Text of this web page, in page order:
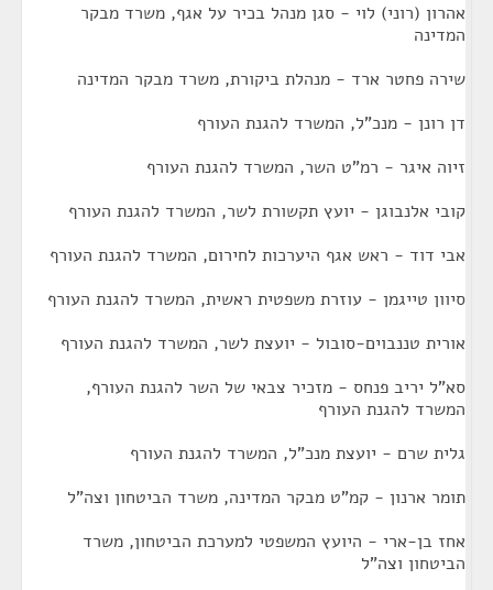
אהרון (רוני) לוי - סגן מנהל בכיר על אגף, משרד מבקר
המדינה
שירה פחטר ארד - מנהלת ביקורת, משרד מבקר המדינה
דן רונן - מנכ"ל, המשרד להגנת העורף
זיוה איגר - רמ"ט השר, המשרד להגנת העורף
קובי אלנבוגן - יועץ תקשורת לשר, המשרד להגנת העורף
אבי דוד - ראש אגף היערכות לחירום, המשרד להגנת העורף
סיוון טייגמן - עוזרת משפטית ראשית, המשרד להגנת העורף
אורית טננבוים-סובול - יועצת לשר, המשרד להגנת העורף
סא"ל יריב פנחס - מזכיר צבאי של השר להגנת העורף,
המשרד להגנת העורף
גלית שרם - יועצת מנכ"ל, המשרד להגנת העורף
תומר ארנון - קמ"ט מבקר המדינה, משרד הביטחון וצה"ל
אחז בן-ארי - היועץ המשפטי למערכת הביטחון, משרד
הביטחון וצה"ל